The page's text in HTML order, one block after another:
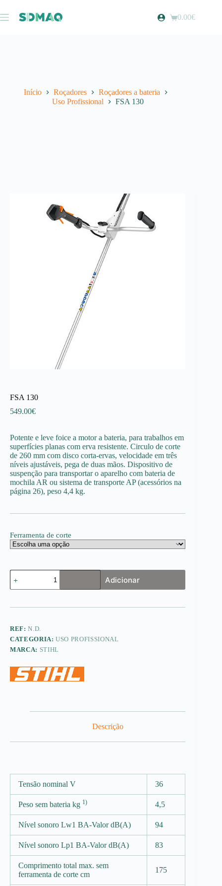
para
o
Carrinho
0.00€
Início Roçadores
Roçadores a bateria
Uso Profissional
FSA 130
FSA 130
549.00€
Potente e leve foice a motor a bateria, para trabalhos em
superfícies planas com erva resistente. Circulo de corte
de 260 mm com disco corta-ervas, velocidade em três
níveis ajustáveis, pega de duas mãos. Dispositivo de
suspenção para transportar o aparelho com bateria de
mochila AR ou sistema de transporte AP (acessórios na
página 26), peso 4,4 kg.
Ferramenta de corte
Quantidade
de
FSA
Adicionar
REF:N.D.
CATEGORIA:USO PROFISSIONAL
MARCA: STIHL
Descrição
Tensão nominal V 36
Peso sem bateria kg 1) 4,5
Nível sonoro Lw1 BA-Valor dB(A) 94
Nível sonoro Lp1 BA-Valor dB(A) 83
Comprimento total max. sem
ferramenta de corte cm
175